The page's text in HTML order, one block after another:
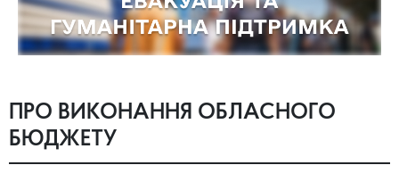
ПРО ВИКОНАННЯ ОБЛАСНОГО
БЮДЖЕТУ